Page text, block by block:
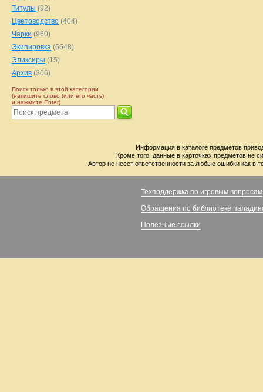
Титулы (92)
Цветоводство (404)
Чарки (960)
Экипировка (6648)
Эликсиры (15)
Архив (306)
Поиск только в этой категории
(напишите слово (или его часть)
и нажмите Enter)
Информация в каталоге предметов
Кроме того, данные в карточках предметов не
Автор не несет ответственности за любые ошибки как в
Техподдержка по игровым вопросам
Обращения по библиотеке
Полезные ссылки